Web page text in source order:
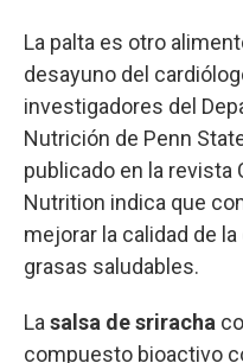
La palta es otro
desayuno del
investigadores del
Nutrición de Penn
publicado en la revista
Nutrition indica que
mejorar la calidad de
grasas saludables.
La salsa de sriracha
compuesto bioactivo